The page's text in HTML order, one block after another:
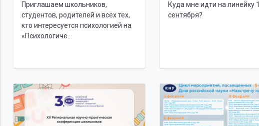
Приглашаем школьников,
студентов, родителей и всех тех,
кто интересуется психологией на
«Психологиче...
Куда мне идти на линейку 1
сентября?